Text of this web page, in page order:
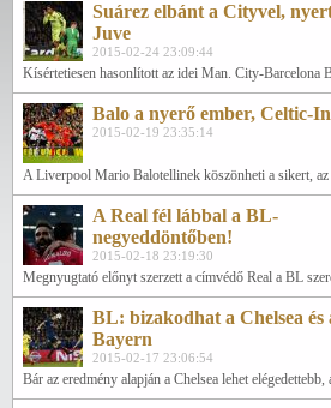
Suárez elbánt a Cityvel,
Juve
2015-02-24 23:09:44
Kísértetiesen hasonlított az idei Man. City-Barcelona
Balo a nyerő ember, Celtic-
2015-02-19 23:35:14
A Liverpool Mario Balotellinek köszönheti a sikert,
A Real fél lábbal a BL-
negyeddöntőben!
2015-02-18 23:19:30
Megnyugtató előnyt szerzett a címvédő Real a BL
BL: bizakodhat a Chelsea és
Bayern
2015-02-17 23:06:54
Bár az eredmény alapján a Chelsea lehet